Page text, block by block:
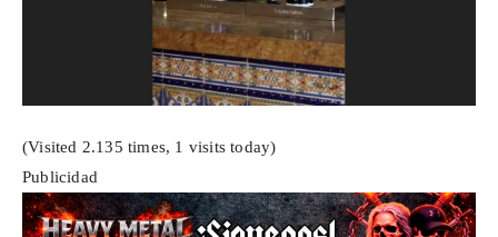
(Visited 2.135 times, 1 visits today)
Publicidad